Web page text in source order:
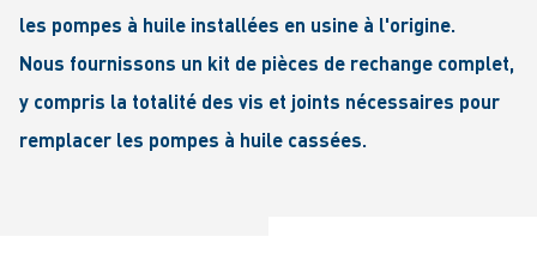
les pompes à huile installées en usine à l'origine.
Nous fournissons un kit de pièces de rechange complet,
y compris la totalité des vis et joints nécessaires pour
remplacer les pompes à huile cassées.